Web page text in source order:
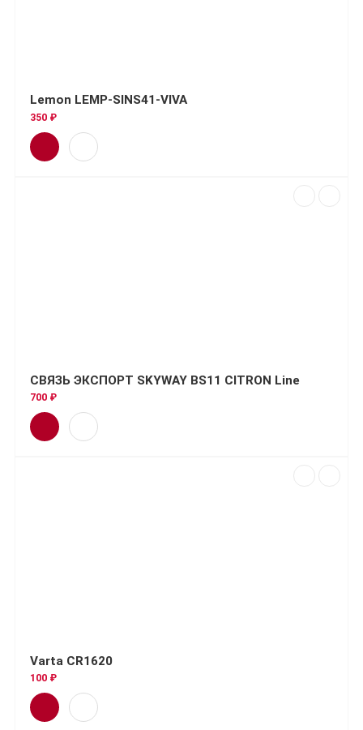
Lemon LEMP-SINS41-VIVA
350 ₽
СВЯЗЬ ЭКСПОРТ SKYWAY BS11 CITRON Line
700 ₽
Varta CR1620
100 ₽